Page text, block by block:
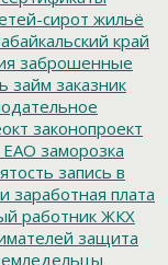
сирот жильё
край
заброшенные
займ заказник
законопроект
ЕАО заморозка
запись в
заработная плата
работник ЖКХ
защита